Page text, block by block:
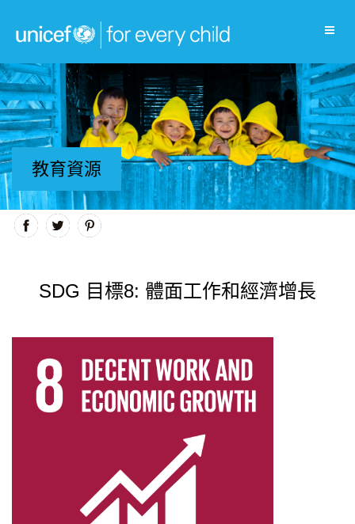
教育資源
SDG 目標8: 體面工作和經濟增長